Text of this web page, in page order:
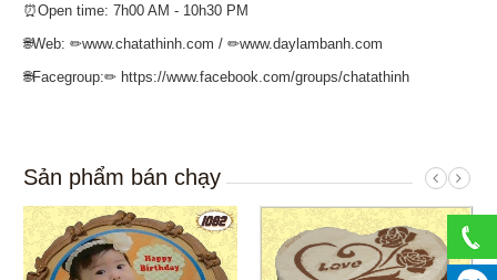
⏰Open time: 7h00 AM - 10h30 PM
🌐Web: ✏www.chatathinh.com / ✏www.daylambanh.com
🌐Facegroup:✏ https://www.facebook.com/groups/chatathinh
Sản phẩm bán chạy